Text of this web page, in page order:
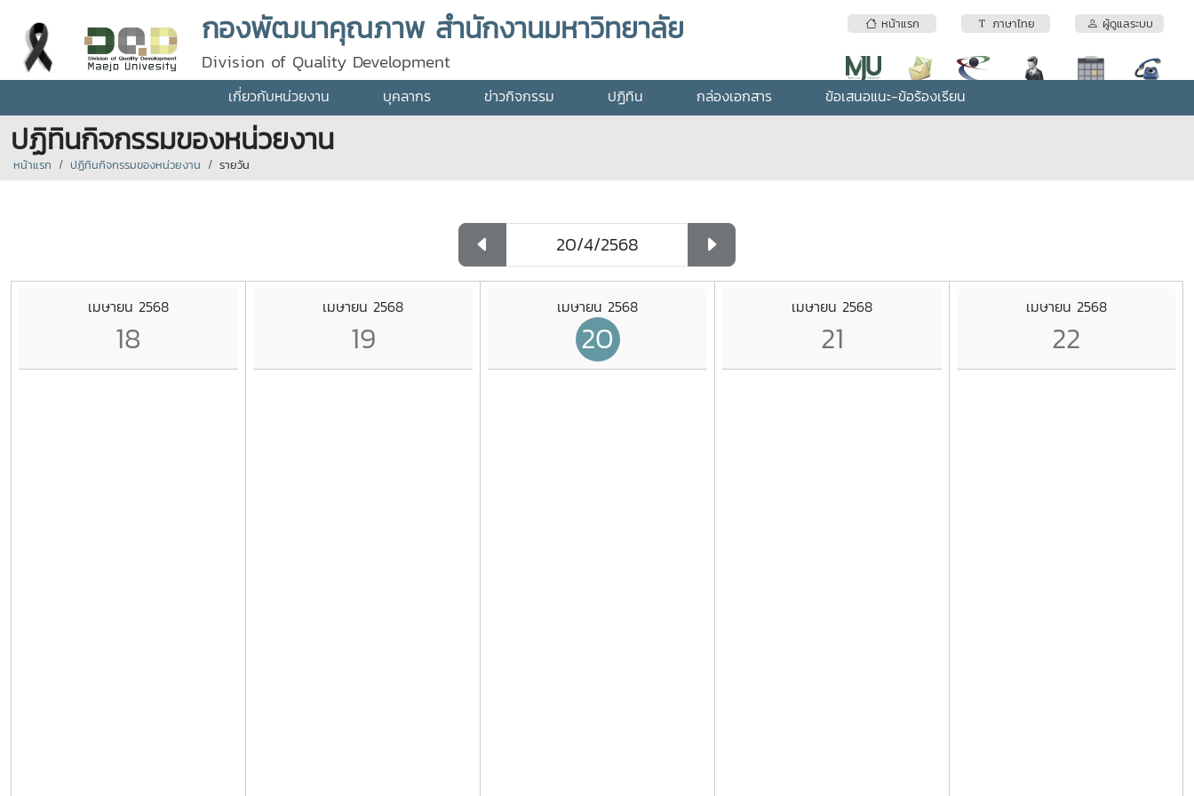
หน้าแรก ภาษาไทย ผู้ดูแลระบบ
กองพัฒนาคุณภาพ สำนักงานมหาวิทยาลัย
Division of Quality Development
เกี่ยวกับหน่วยงาน บุคลากร ข่าวกิจกรรม ปฏิทิน กล่องเอกสาร ข้อเสนอแนะ-ข้อร้องเรียน
ปฏิทินกิจกรรมของหน่วยงาน
หน้าแรก ปฏิทินกิจกรรมของหน่วยงาน รายวัน
เมษายน 2568
18
เมษายน 2568
19
เมษายน 2568
20
เมษายน 2568
21
เมษายน 2568
22